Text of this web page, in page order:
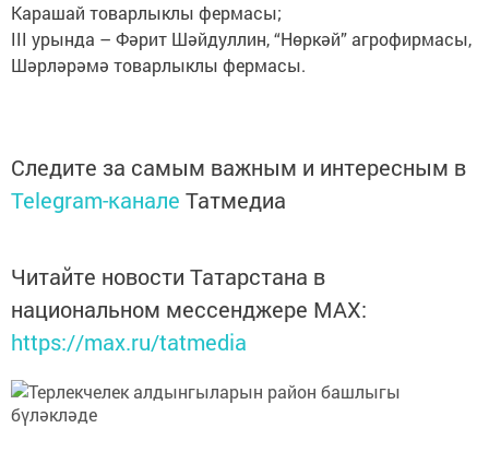
Карашай товарлыклы фермасы;
III урында – Фәрит Шәйдуллин, “Нөркәй” агрофирмасы,
Шәрләрәмә товарлыклы фермасы.
Следите за самым важным и интересным в
Telegram-канале Татмедиа
Читайте новости Татарстана в
национальном мессенджере MАХ:
https://max.ru/tatmedia